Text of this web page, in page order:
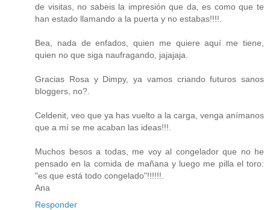
de visitas, no sabeis la impresión que da, es como que te
han estado llamando a la puerta y no estabas!!!!.
Bea, nada de enfados, quien me quiere aquí me tiene,
quien no que siga naufragando, jajajaja.
Gracias Rosa y Dimpy, ya vamos criando futuros sanos
bloggers, no?.
Celdenit, veo que ya has vuelto a la carga, venga anímanos
que a mí se me acaban las ideas!!!.
Muchos besos a todas, me voy al congelador que no he
pensado en la comida de mañana y luego me pilla el toro:
"es que está todo congelado"!!!!!!.
Ana
Responder